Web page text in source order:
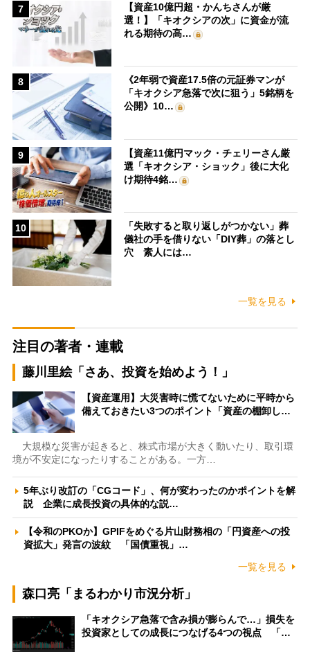
7
【資産10億円超・かんちさんが厳
選！】「キオクシアの次」に資金が流
れる期待の高…
8
《2年弱で資産17.5倍の元証券マンが
「キオクシア急落で次に狙う」5銘柄を
公開》10…
9
【資産11億円マック・チェリーさん厳
選「キオクシア・ショック」後に大化
け期待4銘…
10
「失敗すると取り返しがつかない」葬
儀社の手を借りない「DIY葬」の落とし
穴 素人には…
一覧を見る
注目の著者・連載
藤川里絵「さあ、投資を始めよう！」
【資産運用】大災害時に慌てないために平時から
備えておきたい3つのポイント「資産の棚卸し…
大規模な災害が起きると、株式市場が大きく動いたり、取引環
境が不安定になったりすることがある。一方…
5年ぶり改訂の「CGコード」、何が変わったのかポイントを解
説 企業に成長投資の具体的な説…
【令和のPKOか】GPIFをめぐる片山財務相の「円資産への投
資拡大」発言の波紋 「国債重視」…
一覧を見る
森口亮「まるわかり市況分析」
「キオクシア急落で含み損が膨らんで…」損失を
投資家としての成長につなげる4つの視点 「…